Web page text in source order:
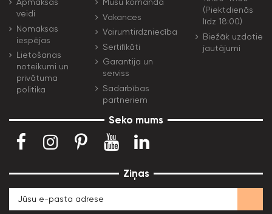
veidi
Nomaksas
iespējas
Lietošanas
noteikumi un
privātuma
politika
Vakances
Vairumtirdzniecība
Sertifikāti
Garantija un
serviss
Sadarbības
partneriem
(Piektdienās
līdz 18:00)
Biežāk uzdotie
jautājumi
Seko mums
Ziņas